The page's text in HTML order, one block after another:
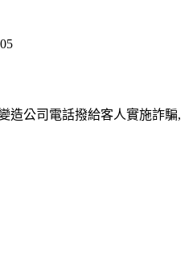
造公司電話撥給客人實施詐騙,